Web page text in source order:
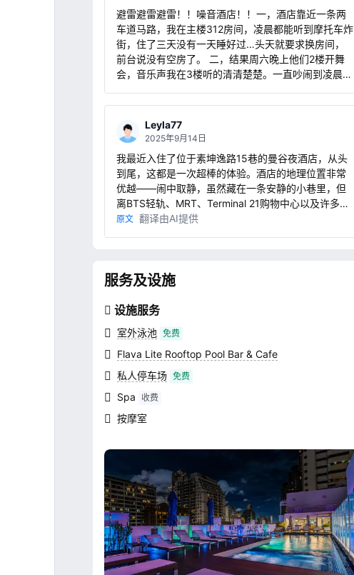
4.5分，还会再次入住。
避雷避雷避雷！！噪音酒店！！一，酒店靠近一条两
车道马路，我在主楼312房间，凌晨都能听到摩托车炸
街，住了三天没有一天睡好过…头天就要求换房间，
前台说没有空房了。 二，结果周六晚上他们2楼开舞
会，音乐声我在3楼听的清清楚楚。一直吵闹到凌晨12
翻新过，结果入住以后设施家具老旧，灯光非常昏
暗，卫生间和图片严重不符，不敢相信这是800一晚
的酒店…这种装修高于500都是离谱 四，早餐品种单
疑是拖，实际相当于国内亚朵，桔子水晶水平，可能
还差点… 总结，这次入住曼谷最后悔的事情就是定了
这家酒店，从来没有过这么差的体验。除了地理位置
好一点以外毫无优点！！投诉到携程，表扬一下携程
客服，给了我一点补偿和安慰
Leyla77
2025年9月14日
我最近入住了位于素坤逸路15巷的曼谷夜酒店，从头
到尾，这都是一次超棒的体验。酒店的地理位置非常
优越——闹中取静，虽然藏在一条安静的小巷里，但
离BTS轻轨、MRT、Terminal 21购物中心以及许多很
棒的餐厅和娱乐场所都只有几步之遥。无论是观光还
——无线网络很好，浴室很时尚，还有许多贴心的小
赞：他们友好、细心，并且总是乐于助人。从入住到
象。早餐也很美味，选择丰富，是开启新一天的好方
式。 其他设施，比如屋顶泳池和水疗中心，都是真正
的亮点。泳池提供了一个很好的休憩之所，景色也很
棒，水疗护理让人放松且焕发活力。 总的来说，曼谷
夜酒店在舒适度、清洁度、服务和地理位置方面都超
出了我的预期。我强烈推荐任何来曼谷旅行的人选择
原文 翻译由AI提供
服务及设施
设施服务
室外泳池 免费
Flava Lite Rooftop Pool Bar & Cafe
私人停车场 免费
Spa
收费
按摩室